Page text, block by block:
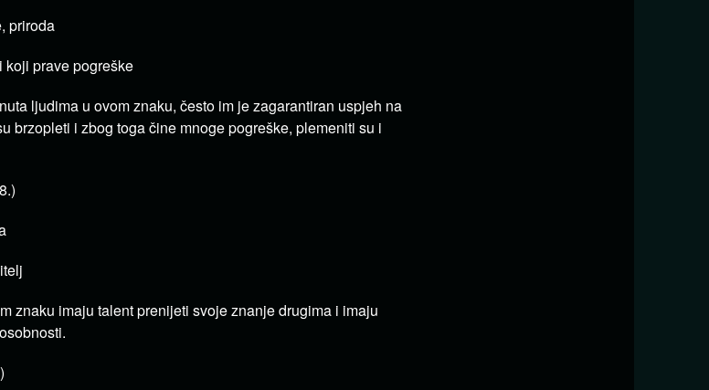
priroda
koji prave pogreške
ljudima u ovom znaku, često im je zagarantiran uspjeh na
brzopleti i zbog toga čine mnoge pogreške, plemeniti su i
znaku imaju talent prenijeti svoje znanje drugima i imaju